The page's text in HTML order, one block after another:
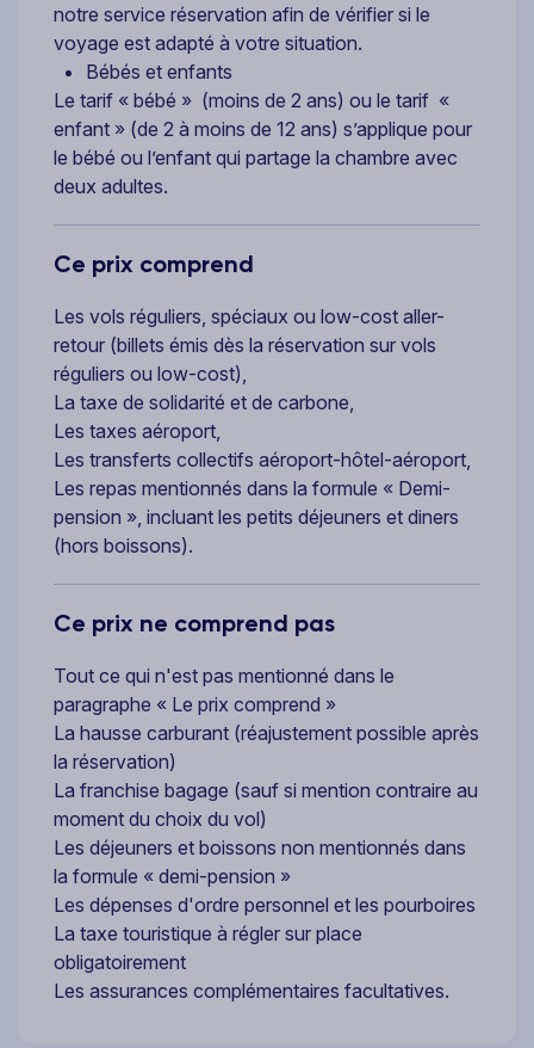
notre service réservation afin de vérifier si le
voyage est adapté à votre situation.
Bébés et enfants
Le tarif « bébé » (moins de 2 ans) ou le tarif «
enfant » (de 2 à moins de 12 ans) s’applique pour
le bébé ou l’enfant qui partage la chambre avec
deux adultes.
Ce prix comprend
Les vols réguliers, spéciaux ou low-cost aller-
retour (billets émis dès la réservation sur vols
réguliers ou low-cost),
La taxe de solidarité et de carbone,
Les taxes aéroport,
Les transferts collectifs aéroport-hôtel-aéroport,
Les repas mentionnés dans la formule « Demi-
pension », incluant les petits déjeuners et diners
(hors boissons).
Ce prix ne comprend pas
Tout ce qui n'est pas mentionné dans le
paragraphe « Le prix comprend »
La hausse carburant (réajustement possible après
la réservation)
La franchise bagage (sauf si mention contraire au
moment du choix du vol)
Les déjeuners et boissons non mentionnés dans
la formule « demi-pension »
Les dépenses d'ordre personnel et les pourboires
La taxe touristique à régler sur place
obligatoirement
Les assurances complémentaires facultatives.